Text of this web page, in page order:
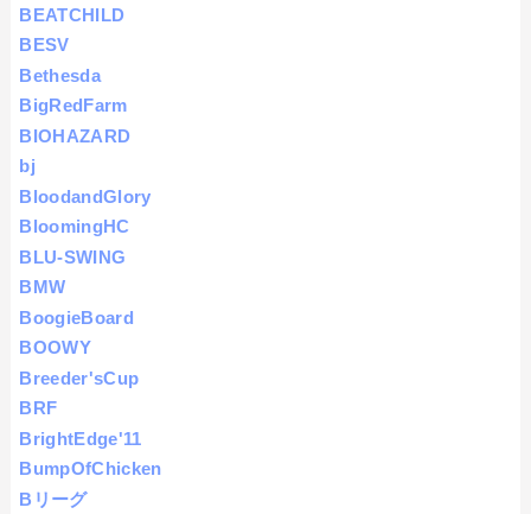
BEATCHILD
BESV
Bethesda
BigRedFarm
BIOHAZARD
bj
BloodandGlory
BloomingHC
BLU-SWING
BMW
BoogieBoard
BOOWY
Breeder'sCup
BRF
BrightEdge'11
BumpOfChicken
Bリーグ